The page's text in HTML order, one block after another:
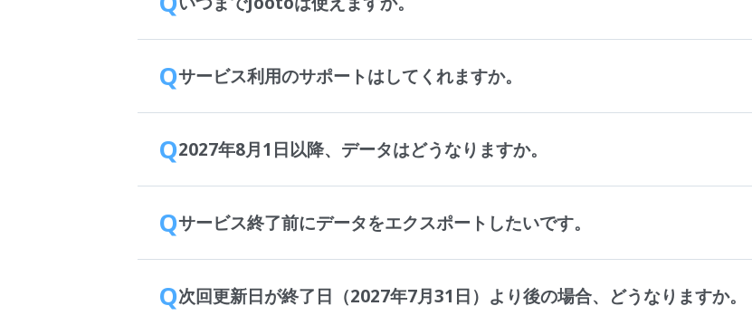
Qサービス利用のサポートはしてくれますか。
Q2027年8月1日以降、データはどうなりますか。
Qサービス終了前にデータをエクスポートしたいです。
Q次回更新日が終了日（2027年7月31日）より後の場合、どうなりますか。